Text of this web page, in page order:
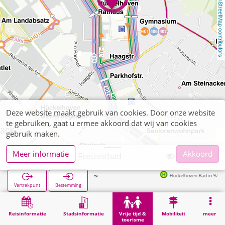
OpenStreetMap contributors
Reisinformatie Stadsinformatie
Vrije tijd &
toerisme
Mobiliteit meer
Hückelhoven, Freizeitbad
Vertrekpunt Bestemming
Volgende haltes: Hückelhoven Bad in 92m
Vrije tijd & toerisme Hückelhoven, Freizeitbad
Deze website maakt gebruik van cookies. Door onze website
te gebruiken, gaat u ermee akkoord dat wij van cookies
gebruik maken.
Meer informatie
Akkoord